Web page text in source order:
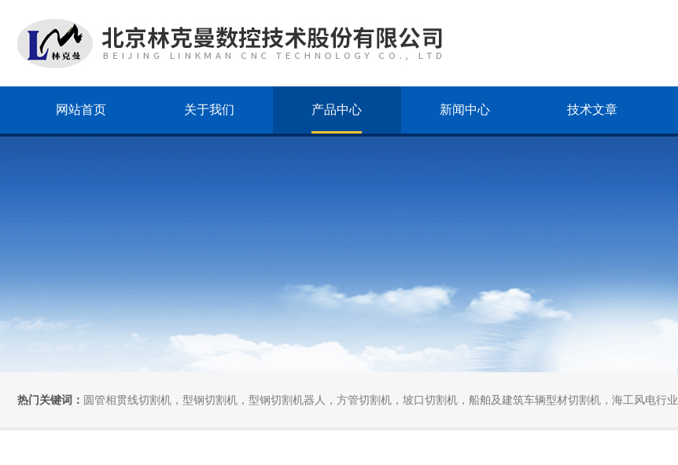
网站首页 关于我们 产品中心 新闻中心 技术文章
热门关键词： 圆管相贯线切割机，型钢切割机，型钢切割机器人，方管切割机，坡口切割机，船舶及建筑车辆型材切割机，海工风电行业相贯线切割机，离线编程软件